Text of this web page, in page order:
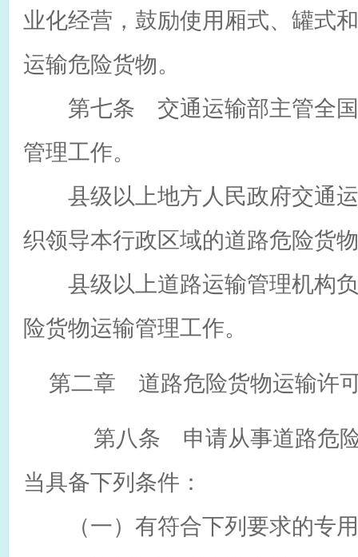
业化经营，鼓励使用厢式、罐式
运输危险货物。
第七条 交通运输部主管全国
管理工作。
县级以上地方人民政府交通运
织领导本行政区域的道路危险货
县级以上道路运输管理机构负
险货物运输管理工作。
第二章 道路危险货物运输许
第八条 申请从事道路危险
当具备下列条件：
（一）有符合下列要求的专用